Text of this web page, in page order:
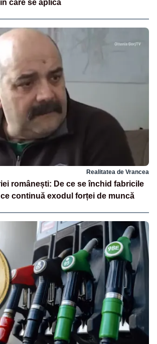
care se aplică
Realitatea de Vrancea
românești: De ce se închid fabricile
continuă exodul forței de muncă